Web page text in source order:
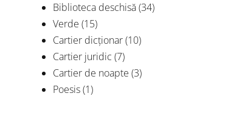
Biblioteca deschisă(34)
Verde (15)
Cartier dicționar(10)
Cartier juridic (7)
Cartier de noapte (3)
Poesis(1)